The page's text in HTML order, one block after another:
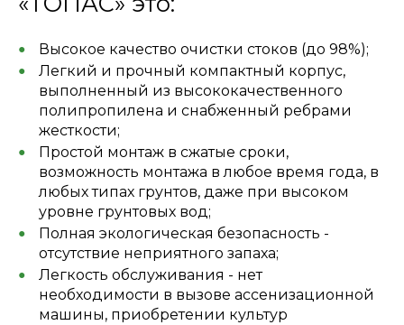
Высокое качество очистки стоков (до 98%);
Легкий и прочный компактный корпус,
выполненный из высококачественного
полипропилена и снабженный ребрами
жесткости;
Простой монтаж в сжатые сроки,
возможность монтажа в любое время года, в
любых типах грунтов, даже при высоком
уровне грунтовых вод;
Полная экологическая безопасность -
отсутствие неприятного запаха;
Легкость обслуживания - нет
необходимости в вызове ассенизационной
машины, приобретении культур